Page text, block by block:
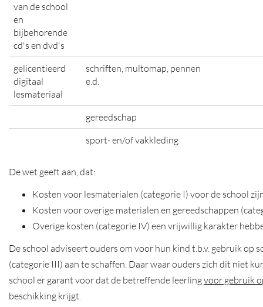
van de school
en
bijbehorende
cd's en dvd's
gelicentieerd
digitaal
lesmateriaal
schriften, multomap, pennen
e.d.
gereedschap
sport- en/of vakkleding
De wet geeft aan, dat:
Kosten voor lesmaterialen (categorie I) voor de school
Kosten voor overige materialen en gereedschappen
Overige kosten (categorie IV) een vrijwillig karakter
De school adviseert ouders om voor hun kind t.b.v. gebruik op
(categorie III) aan te schaffen. Daar waar ouders zich dit niet
school er garant voor dat de betreffende leerlingvoor gebruik
beschikking krijgt.